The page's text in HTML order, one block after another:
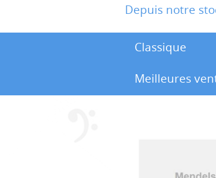
Depuis notre
Classique
Meilleures